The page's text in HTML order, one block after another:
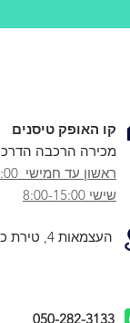
קו האופק טיסנים
מכירה הרכבה
ראשון עד חמישי 8:00-18:00
שישי 8:00-15:00
העצמאות 4, טירת כרמל
050-282-3133